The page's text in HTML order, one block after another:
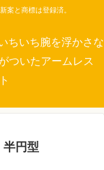
案と商標は登録済。
ちいち腕を浮かさな
ついたアームレス
半円型